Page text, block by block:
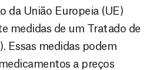
da União Europeia (UE)
medidas de um Tratado de
Essas medidas podem
a preços